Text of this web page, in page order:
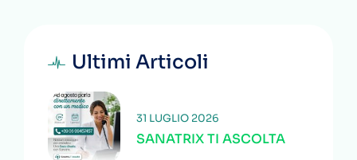
Ultimi Articoli
SANATRIX TI ASCOLTA
31 LUGLIO 2026